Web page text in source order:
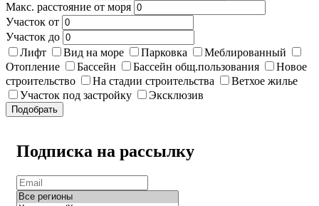
Макс. расстояние от моря
Участок от
Участок до
Лифт
Вид на море Парковка
Меблированный
Отопление
Бассейн Бассейн общ.пользования
Новое
строительство
На стадии строительства
Ветхое жилье
Участок под застройку
Эксклюзив
Подобрать
Подписка на рассылку